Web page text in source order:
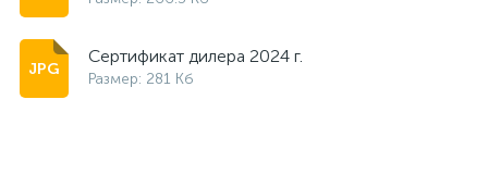
Сертификат дилера 2024 г.
Размер: 281 Кб